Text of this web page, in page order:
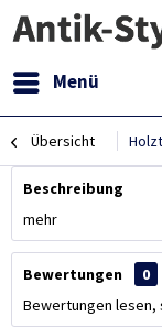
Menü
Übersicht
Beschreibung
mehr
Bewertungen
0
Bewertungen lesen,